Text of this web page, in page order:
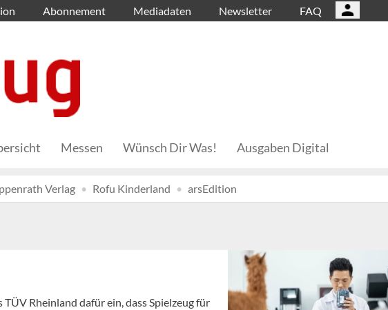
Abonnement Mediadaten Newsletter FAQ
Messen Wünsch Dir Was! Ausgaben Digital
Verlag Rofu Kinderland arsEdition
Rheinland dafür ein, dass Spielzeug für